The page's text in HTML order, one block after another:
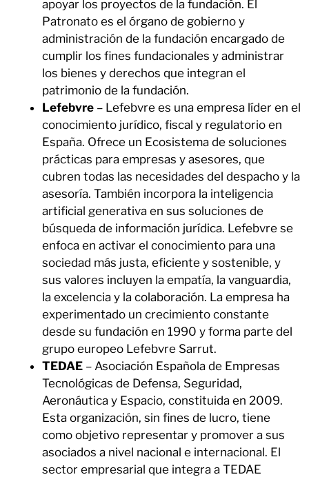
apoyar los proyectos de la fundación. El
Patronato es el órgano de gobierno y
administración de la fundación encargado de
cumplir los fines fundacionales y administrar
los bienes y derechos que integran el
patrimonio de la fundación.
Lefebvre – Lefebvre es una empresa líder en el
conocimiento jurídico, fiscal y regulatorio en
España. Ofrece un Ecosistema de soluciones
prácticas para empresas y asesores, que
cubren todas las necesidades del despacho y la
asesoría. También incorpora la inteligencia
artificial generativa en sus soluciones de
búsqueda de información jurídica. Lefebvre se
enfoca en activar el conocimiento para una
sociedad más justa, eficiente y sostenible, y
sus valores incluyen la empatía, la vanguardia,
la excelencia y la colaboración. La empresa ha
experimentado un crecimiento constante
desde su fundación en 1990 y forma parte del
grupo europeo Lefebvre Sarrut.
TEDAE – Asociación Española de Empresas
Tecnológicas de Defensa, Seguridad,
Aeronáutica y Espacio, constituida en 2009.
Esta organización, sin fines de lucro, tiene
como objetivo representar y promover a sus
asociados a nivel nacional e internacional. El
sector empresarial que integra a TEDAE